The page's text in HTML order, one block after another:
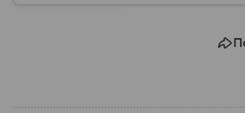
положение сделало полуостров